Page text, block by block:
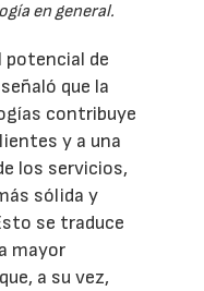
en general.
potencial de
que la
contribuye
y a una
los servicios,
sólida y
se traduce
mayor
a su vez,